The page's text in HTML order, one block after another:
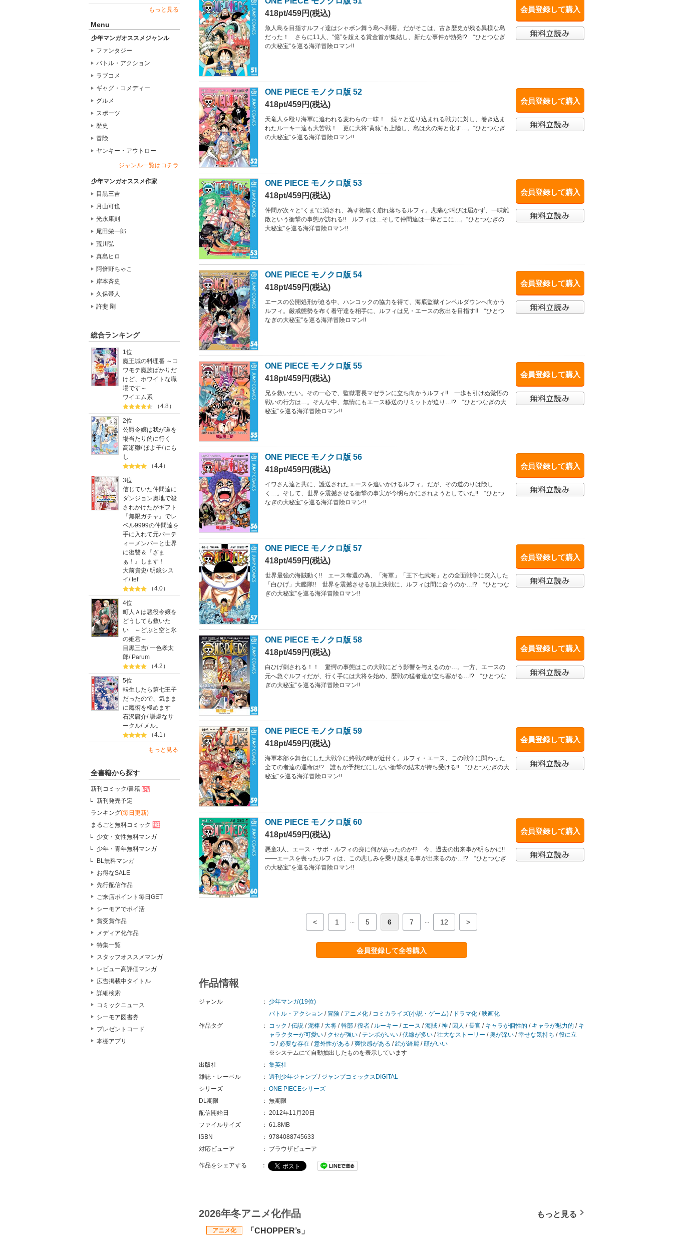
もっと見る
Menu
少年マンガオススメジャンル
ファンタジー
バトル・アクション
ラブコメ
ギャグ・コメディー
グルメ
スポーツ
歴史
冒険
ヤンキー・アウトロー
ジャンル一覧はコチラ
少年マンガオススメ作家
目黒三吉
月山可也
光永康則
尾田栄一郎
荒川弘
真島ヒロ
阿倍野ちゃこ
岸本斉史
久保帯人
許斐 剛
総合ランキング
1位
魔王城の料理番 ～コ
ワモテ魔族ばかりだ
けど、ホワイトな職
場です～
ワイエム系
（4.8）
2位
公爵令嬢は我が道を
場当たり的に行く
高瀬雛/ぽよ子/ にも
し
（4.4）
3位
信じていた仲間達に
ダンジョン奥地で殺
されかけたがギフト
『無限ガチャ』でレ
ベル9999の仲間達を
手に入れて元パーテ
ィーメンバーと世界
に復讐＆『ざま
ぁ！』します！
大前貴史/明鏡シス
イ/tef
（4.0）
4位
町人Ａは悪役令嬢を
どうしても救いた
い ～どぶと空と氷
の姫君～
目黒三吉/一色孝太
郎/ Parum
（4.2）
5位
転生したら第七王子
だったので、気まま
に魔術を極めます
石沢庸介/謙虚なサ
ークル/ メル。
（4.1）
もっと見る
全書籍から探す
新刊コミック/書籍
新刊発売予定
ランキング(毎日更新)
まるごと無料コミック
少女・女性無料マンガ
少年・青年無料マンガ
BL無料マンガ
お得なSALE
先行配信作品
ご来店ポイント毎日GET
シーモアでポイ活
賞受賞作品
メディア化作品
特集一覧
スタッフオススメマンガ
レビュー高評価マンガ
広告掲載中タイトル
詳細検索
コミックニュース
シーモア図書券
プレゼントコード
本棚アプリ
会員登録して購入
418pt/459円(税込)
魚人島を目指すルフィ達はシャボン舞う島へ到着。だがそこは、古き歴史が残る異様な島
だった！ さらに11人、“億”を超える賞金首が集結し、新たな事件が勃発!? “ひとつなぎ
の大秘宝”を巡る海洋冒険ロマン!!
会員登録して購入
ONE PIECE モノクロ版 52
418pt/459円(税込)
天竜人を殴り海軍に追われる麦わらの一味！ 続々と送り込まれる戦力に対し、巻き込ま
れたルーキー達も大苦戦！ 更に大将“黄猿”も上陸し、島は火の海と化す…。“ひとつなぎ
の大秘宝”を巡る海洋冒険ロマン!!
会員登録して購入
ONE PIECE モノクロ版 53
418pt/459円(税込)
仲間が次々と“くま”に消され、為す術無く崩れ落ちるルフィ。悲痛な叫びは届かず、一味離
散という衝撃の事態が訪れる!! ルフィは…そして仲間達は一体どこに…。“ひとつなぎの
大秘宝”を巡る海洋冒険ロマン!!
会員登録して購入
ONE PIECE モノクロ版 54
418pt/459円(税込)
エースの公開処刑が迫る中、ハンコックの協力を得て、海底監獄インペルダウンへ向かう
ルフィ。厳戒態勢を布く看守達を相手に、ルフィは兄・エースの救出を目指す!! “ひとつ
なぎの大秘宝”を巡る海洋冒険ロマン!!
会員登録して購入
ONE PIECE モノクロ版 55
418pt/459円(税込)
兄を救いたい。その一心で、監獄署長マゼランに立ち向かうルフィ!! 一歩も引けぬ覚悟の
戦いの行方は…。そんな中、無情にもエース移送のリミットが迫り…!? “ひとつなぎの大
秘宝”を巡る海洋冒険ロマン!!
会員登録して購入
ONE PIECE モノクロ版 56
418pt/459円(税込)
イワさん達と共に、護送されたエースを追いかけるルフィ。だが、その道のりは険し
く…。そして、世界を震撼させる衝撃の事実が今明らかにされようとしていた!! “ひとつ
なぎの大秘宝”を巡る海洋冒険ロマン!!
会員登録して購入
ONE PIECE モノクロ版 57
418pt/459円(税込)
世界最強の海賊動く!! エース奪還の為、「海軍」「王下七武海」との全面戦争に突入した
「白ひげ」大艦隊!! 世界を震撼させる頂上決戦に、ルフィは間に合うのか…!? “ひとつな
ぎの大秘宝”を巡る海洋冒険ロマン!!
会員登録して購入
ONE PIECE モノクロ版 58
418pt/459円(税込)
白ひげ刺される！！ 驚愕の事態はこの大戦にどう影響を与えるのか…。一方、エースの
元へ急ぐルフィだが、行く手には大将を始め、歴戦の猛者達が立ち塞がる…!? “ひとつな
ぎの大秘宝”を巡る海洋冒険ロマン!!
会員登録して購入
ONE PIECE モノクロ版 59
418pt/459円(税込)
海軍本部を舞台にした大戦争に終戦の時が近付く。ルフィ・エース、この戦争に関わった
全ての者達の運命は!? 誰もが予想だにしない衝撃の結末が待ち受ける!! “ひとつなぎの大
秘宝”を巡る海洋冒険ロマン!!
会員登録して購入
ONE PIECE モノクロ版 60
418pt/459円(税込)
悪童3人、エース・サボ・ルフィの身に何があったのか!? 今、過去の出来事が明らかに!!
――エースを喪ったルフィは、この悲しみを乗り越える事が出来るのか…!? “ひとつなぎ
の大秘宝”を巡る海洋冒険ロマン!!
< 1 ... 5 6 7 ... 12 >
会員登録して全巻購入
作品情報
ジャンル ：
少年マンガ(19位)
バトル・アクション / 冒険 / アニメ化 / コミカライズ(小説・ゲーム) / ドラマ化 /映画化
作品タグ
： コック /伝説 /泥棒 /大将 /幹部 /役者 / ルーキー /エース /海賊 /神 / 囚人 /長官 / キャラが個性的 / キャラが魅力的 / キ
ャラクターが可愛い / クセが強い /テンポがいい /伏線が多い /壮大なストーリー /奥が深い /幸せな気持ち /役に立
つ / 必要な存在 /意外性がある /爽快感がある /絵が綺麗 / 顔がいい
※システムにて自動抽出したものを表示しています
出版社
： 集英社
雑誌・レーベル
： 週刊少年ジャンプ/ ジャンプコミックスDIGITAL
シリーズ
： ONE PIECEシリーズ
DL期限
： 無期限
配信開始日
： 2012年11月20日
ファイルサイズ
： 61.8MB
ISBN
： 9784088745633
対応ビューア
： ブラウザビューア
作品をシェアする ：
2026年冬アニメ化作品 もっと見る
アニメ化 「CHOPPER’s」